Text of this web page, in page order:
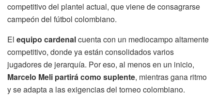
competitivo del plantel actual, que viene de consagrarse
campeón del fútbol colombiano.
El equipo cardenalcuenta con un mediocampo altamente
competitivo, donde ya están consolidados varios
jugadores de jerarquía. Por eso, al menos en un inicio,
Marcelo Meli partirá como suplente, mientras gana ritmo
y se adapta a las exigencias del torneo colombiano.